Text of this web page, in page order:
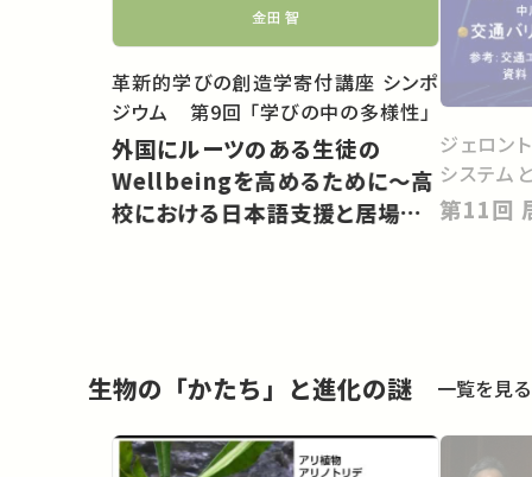
革新的学びの創造学寄付講座 シンポ
ジウム 第9回 「学びの中の多様性」
外国にルーツのある生徒の
Wellbeingを高めるために〜高
校における日本語支援と居場所
ジェロン
システム
生物の「かたち」と進化の謎 一覧を見る